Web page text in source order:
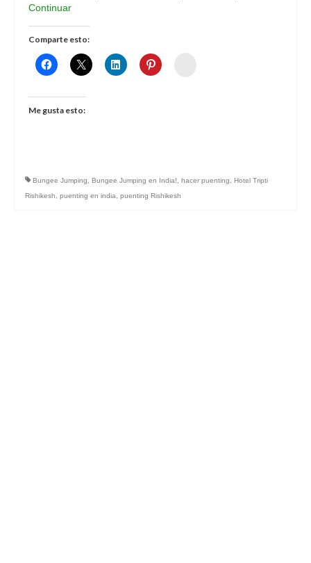
Continuar
Comparte esto:
Me gusta esto:
Bungee Jumping Bungee Jumping en India! hacer puenting
Hotel Tripti
Rishikesh
puenting en india puenting Rishikesh